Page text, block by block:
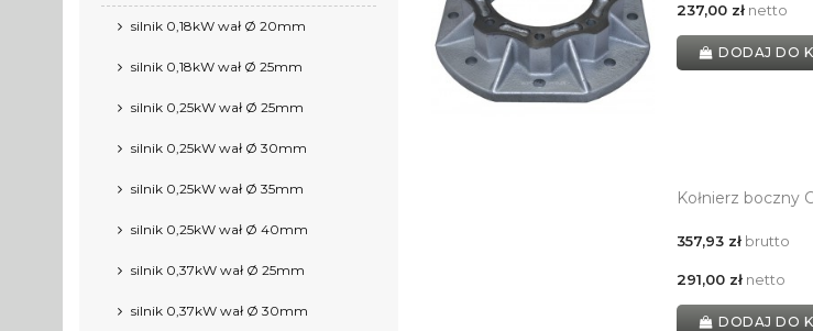
silnik 0,18kW wał Ø 20mm
silnik 0,18kW wał Ø 25mm
silnik 0,25kW wał Ø 25mm
silnik 0,25kW wał Ø 30mm
silnik 0,25kW wał Ø 35mm
silnik 0,25kW wał Ø 40mm
silnik 0,37kW wał Ø 25mm
silnik 0,37kW wał Ø 30mm
237,00 złnetto
DODAJ DO
Kołnierz boczny
357,93 złbrutto
291,00 złnetto
DODAJ DO